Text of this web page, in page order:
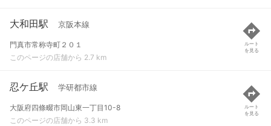
大和田駅 京阪本線
門真市常称寺町２０１
このページの店舗から 2.7 km
ルート
を見る
忍ケ丘駅 学研都市線
大阪府四條畷市岡山東一丁目10-8
このページの店舗から 3.3 km
ルート
を見る